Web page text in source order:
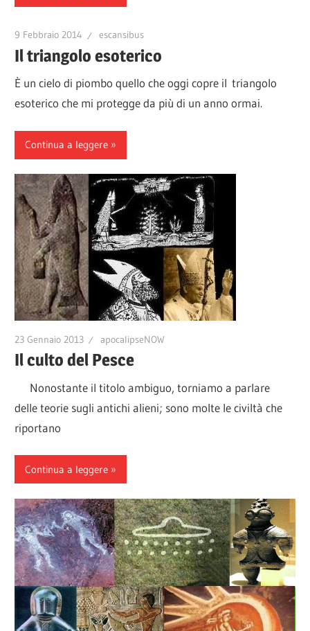
9 Febbraio 2014 escansibus
Il triangolo esoterico
È un cielo di piombo quello che oggi copre il triangolo
esoterico che mi protegge da più di un anno ormai.
Continua a leggere
23 Gennaio 2013 apocalipseNOW
Il culto del Pesce
Nonostante il titolo ambiguo, torniamo a parlare
delle teorie sugli antichi alieni; sono molte le civiltà che
riportano
Continua a leggere